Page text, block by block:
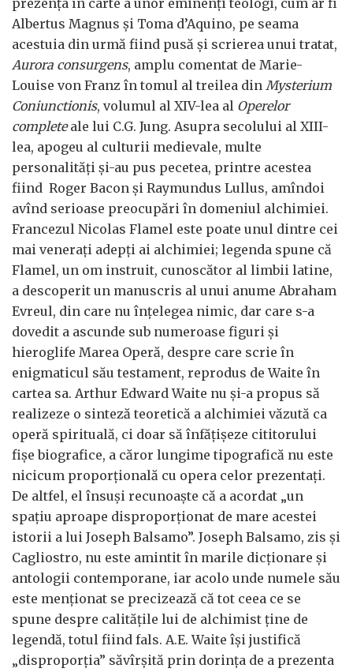
prezența în carte a unor eminenți teologi, cum ar fi
Albertus Magnus și Toma d’Aquino, pe seama
acestuia din urmă fiind pusă și scrierea unui tratat,
Aurora consurgens, amplu comentat de Marie-
Louise von Franz în tomul al treilea din Mysterium
Coniunctionis, volumul al XIV-lea al Operelor
completeale lui C.G. Jung. Asupra secolului al XIII-
lea, apogeu al culturii medievale, multe
personalități și-au pus pecetea, printre acestea
fiind Roger Bacon și Raymundus Lullus, amîndoi
avînd serioase preocupări în domeniul alchimiei.
Francezul Nicolas Flamel este poate unul dintre cei
mai venerați adepți ai alchimiei; legenda spune că
Flamel, un om instruit, cunoscător al limbii latine,
a descoperit un manuscris al unui anume Abraham
Evreul, din care nu înțelegea nimic, dar care s-a
dovedit a ascunde sub numeroase figuri și
hieroglife Marea Operă, despre care scrie în
enigmaticul său testament, reprodus de Waite în
cartea sa. Arthur Edward Waite nu și-a propus să
realizeze o sinteză teoretică a alchimiei văzută ca
operă spirituală, ci doar să înfățișeze cititorului
fișe biografice, a căror lungime tipografică nu este
nicicum proporțională cu opera celor prezentați.
De altfel, el însuși recunoaște că a acordat „un
spațiu aproape disproporționat de mare acestei
istorii a lui Joseph Balsamo”. Joseph Balsamo, zis și
Cagliostro, nu este amintit în marile dicționare și
antologii contemporane, iar acolo unde numele său
este menționat se precizează că tot ceea ce se
spune despre calitățile lui de alchimist ține de
legendă, totul fiind fals. A.E. Waite își justifică
„disproporția” săvîrșită prin dorința de a prezenta